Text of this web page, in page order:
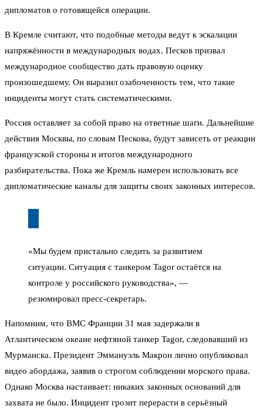
дипломатов о готовящейся операции.
В Кремле считают, что подобные методы ведут к эскалации
напряжённости в международных водах. Песков призвал
международное сообщество дать правовую оценку
произошедшему. Он выразил озабоченность тем, что такие
инциденты могут стать систематическими.
Россия оставляет за собой право на ответные шаги. Дальнейшие
действия Москвы, по словам Пескова, будут зависеть от реакции
французской стороны и итогов международного
разбирательства. Пока же Кремль намерен использовать все
дипломатические каналы для защиты своих законных интересов.
«Мы будем пристально следить за развитием
ситуации. Ситуация с танкером Tagor остаётся на
контроле у российского руководства», —
резюмировал пресс-секретарь.
Напомним, что ВМС Франции 31 мая задержали в
Атлантическом океане нефтяной танкер Tagor, следовавший из
Мурманска. Президент Эммануэль Макрон лично опубликовал
видео абордажа, заявив о строгом соблюдении морского права.
Однако Москва настаивает: никаких законных оснований для
захвата не было. Инцидент грозит перерасти в серьёзный